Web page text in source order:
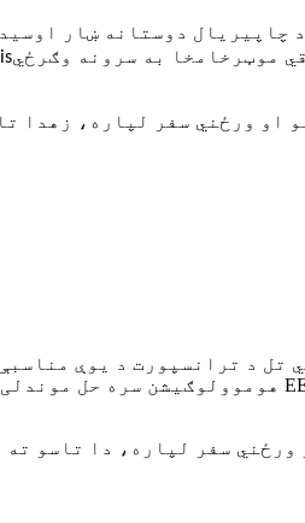
is موټر خامخا به سرونه وګرځي
او ورځني سفر لپاره ، زهدا
ورځني سفر لپاره، دا تاسو